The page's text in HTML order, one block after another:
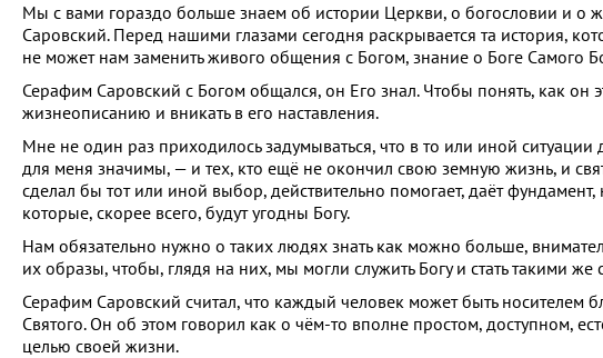
Мы с вами гораздо больше знаем об истории Церкви, о богословии и
Саровский. Перед нашими глазами сегодня раскрывается та история,
не может нам заменить живого общения с Богом, знание о Боге Самого
Серафим Саровский с Богом общался, он Его знал. Чтобы понять, как он
жизнеописанию и вникать в его наставления.
Мне не один раз приходилось задумываться, что в то или иной
для меня значимы, — и тех, кто ещё не окончил свою земную жизнь, и
сделал бы тот или иной выбор, действительно помогает, даёт
которые, скорее всего, будут угодны Богу.
Нам обязательно нужно о таких людях знать как можно больше,
их образы, чтобы, глядя на них, мы могли служить Богу и стать такими
Серафим Саровский считал, что каждый человек может быть носителем
Святого. Он об этом говорил как о чём-то вполне простом, доступном,
целью своей жизни.